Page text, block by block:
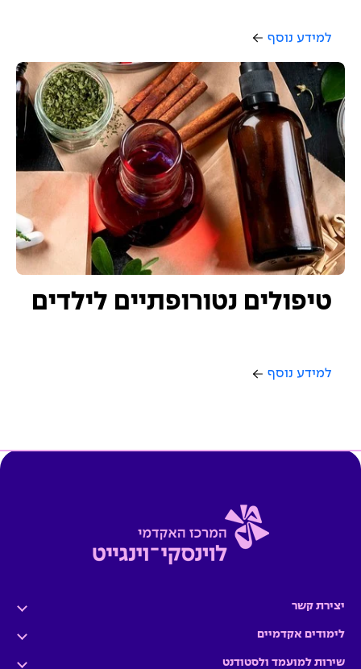
למידע נוסף
טיפולים נטורופתיים לילדים
למידע נוסף
יצירת קשר
לימודים אקדמיים
שירות למועמד ולסטודנט